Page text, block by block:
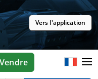
Vers l'application
Vendre